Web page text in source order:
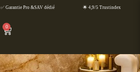
✅ Garantie Pro &SAV dédié 🌟 4,9/5 Trustindex
0